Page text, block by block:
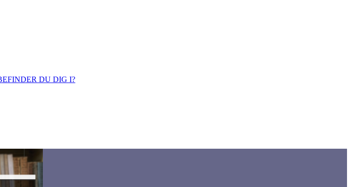
DU DIG I?